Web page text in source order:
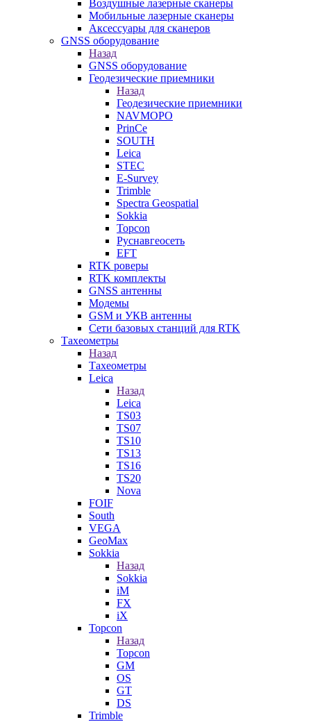
Воздушные лазерные сканеры
Мобильные лазерные сканеры
Аксессуары для сканеров
GNSS оборудование
Назад
GNSS оборудование
Геодезические приемники
Назад
Геодезические приемники
NAVMOPO
PrinCe
SOUTH
Leica
STEC
E-Survey
Trimble
Spectra Geospatial
Sokkia
Topcon
Руснавгеосеть
EFT
RTK роверы
RTK комплекты
GNSS антенны
Модемы
GSM и УКВ антенны
Сети базовых станций для RTK
Тахеометры
Назад
Тахеометры
Leica
Назад
Leica
TS03
TS07
TS10
TS13
TS16
TS20
Nova
FOIF
South
VEGA
GeoMax
Sokkia
Назад
Sokkia
iM
FX
iX
Topcon
Назад
Topcon
GM
OS
GT
DS
Trimble